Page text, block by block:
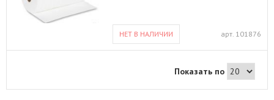
НЕТ В НАЛИЧИИ арт. 101876
Показать по